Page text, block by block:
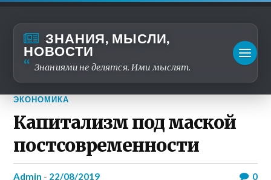
ЗНАНИЯ, МЫСЛИ,
НОВОСТИ
Знаниями не делятся. Ими мыслят.
ЭКОНОМИКА
Капитализм под маской
постсовременности
admin - 22/08/2019 0